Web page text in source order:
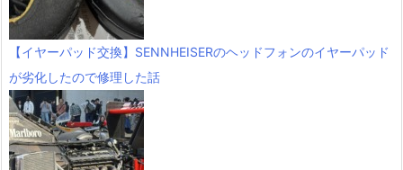
【イヤーパッド交換】SENNHEISERのヘッドフォンのイヤーパッド
が劣化したので修理した話